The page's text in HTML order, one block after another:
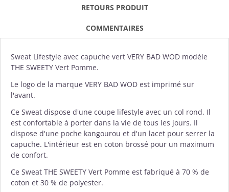
RETOURS PRODUIT
COMMENTAIRES
Sweat Lifestyle avec capuche vert VERY BAD WOD modèle
THE SWEETY Vert Pomme.
Le logo de la marque VERY BAD WOD est imprimé sur
l'avant.
Ce Sweat dispose d'une coupe lifestyle avec un col rond. Il
est confortable à porter dans la vie de tous les jours. Il
dispose d'une poche kangourou et d'un lacet pour serrer la
capuche. L'intérieur est en coton brossé pour un maximum
de confort.
Ce Sweat THE SWEETY Vert Pomme est fabriqué à 70 % de
coton et 30 % de polyester.